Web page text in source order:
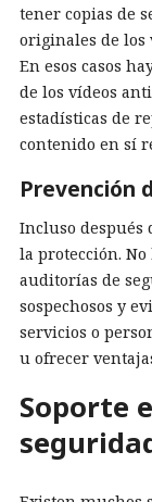
tener copias de
originales de los
En esos casos
de los vídeos
estadísticas de
contenido en sí
Prevención
Incluso
la protección.
auditorías de
sospechosos y
servicios o
u ofrecer
Soporte